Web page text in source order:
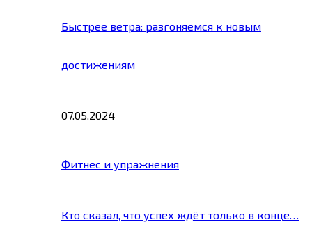
Быстрее ветра: разгоняемся к новым
достижениям
07.05.2024
Фитнес и упражнения
Кто сказал, что успех ждёт только в конце…